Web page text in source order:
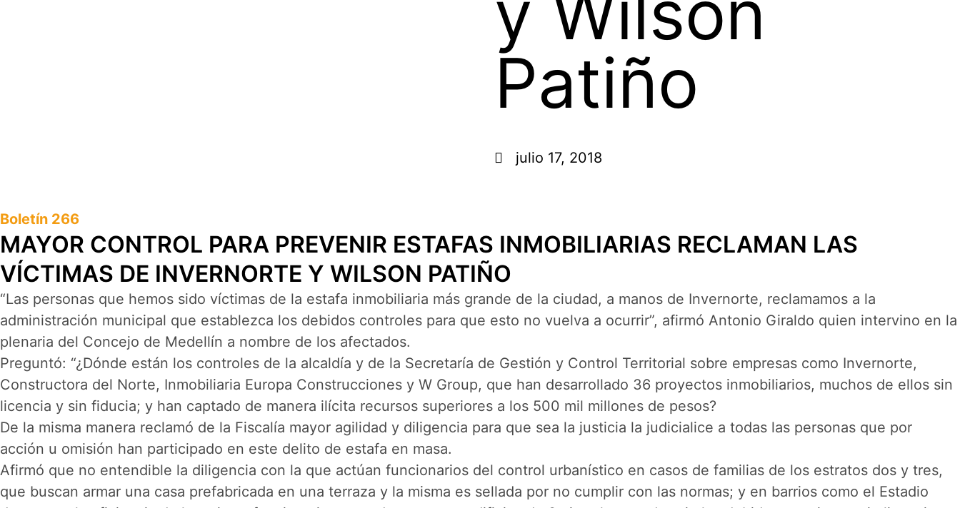
Patiño
julio 17, 2018
Boletín 266
MAYOR CONTROL PARA PREVENIR ESTAFAS INMOBILIARIAS RECLAMAN LAS
VÍCTIMAS DE INVERNORTE Y WILSON PATIÑO
“Las personas que hemos sido víctimas de la estafa inmobiliaria más grande de la ciudad, a manos de Invernorte, reclamamos a la
administración municipal que establezca los debidos controles para que esto no vuelva a ocurrir”, afirmó Antonio Giraldo quien intervino en la
plenaria del Concejo de Medellín a nombre de los afectados.
Preguntó: “¿Dónde están los controles de la alcaldía y de la Secretaría de Gestión y Control Territorial sobre empresas como Invernorte,
Constructora del Norte, Inmobiliaria Europa Construcciones y W Group, que han desarrollado 36 proyectos inmobiliarios, muchos de ellos sin
licencia y sin fiducia; y han captado de manera ilícita recursos superiores a los 500 mil millones de pesos?
De la misma manera reclamó de la Fiscalía mayor agilidad y diligencia para que sea la justicia la judicialice a todas las personas que por
acción u omisión han participado en este delito de estafa en masa.
Afirmó que no entendible la diligencia con la que actúan funcionarios del control urbanístico en casos de familias de los estratos dos y tres,
que buscan armar una casa prefabricada en una terraza y la misma es sellada por no cumplir con las normas; y en barrios como el Estadio